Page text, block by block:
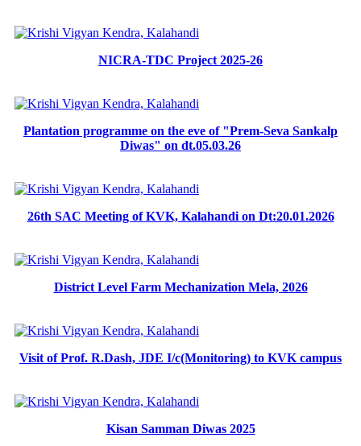
NICRA-TDC Project 2025-26
Plantation programme on the eve of "Prem-Seva Sankalp
Diwas" on dt.05.03.26
26th SAC Meeting of KVK, Kalahandi on Dt:20.01.2026
District Level Farm Mechanization Mela, 2026
Visit of Prof. R.Dash, JDE I/c(Monitoring) to KVK campus
Kisan Samman Diwas 2025